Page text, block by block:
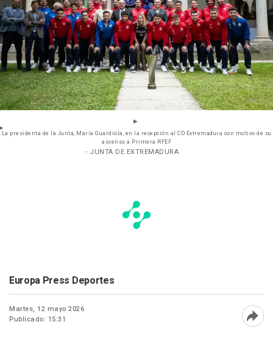
La presidenta de la Junta, María Guardiola, en la recepción al CD Extremadura con motivo de su
ascenso a Primera RFEF
- JUNTA DE EXTREMADURA
Europa Press Deportes
Martes, 12 mayo 2026
Publicado: 15:31